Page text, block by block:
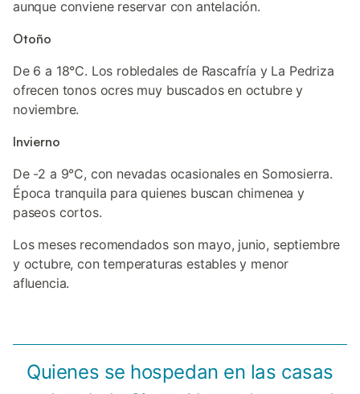
aunque conviene reservar con antelación.
Otoño
De 6 a 18°C. Los robledales de Rascafría y La Pedriza
ofrecen tonos ocres muy buscados en octubre y
noviembre.
Invierno
De -2 a 9°C, con nevadas ocasionales en Somosierra.
Época tranquila para quienes buscan chimenea y
paseos cortos.
Los meses recomendados son mayo, junio, septiembre
y octubre, con temperaturas estables y menor
afluencia.
Quienes se hospedan en las casas